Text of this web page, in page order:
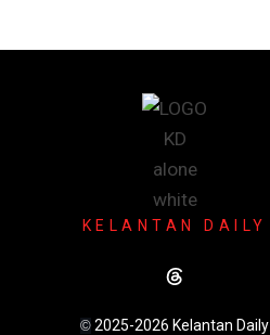
KELANTAN DAILY
© 2025-2026 Kelantan Daily